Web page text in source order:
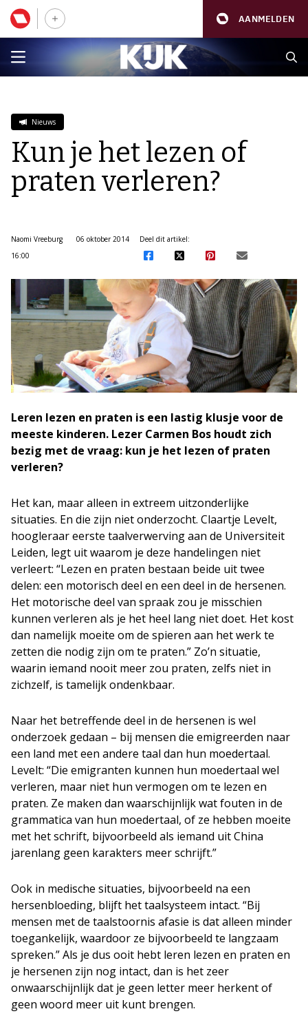
AANMELDEN
Nieuws
Kun je het lezen of
praten verleren?
Naomi Vreeburg
06 oktober 2014
16:00
Deel dit artikel:
Leren lezen en praten is een lastig klusje voor de
meeste kinderen. Lezer Carmen Bos houdt zich
bezig met de vraag: kun je het lezen of praten
verleren?
Het kan, maar alleen in extreem uitzonderlijke
situaties. En die zijn niet onderzocht. Claartje Levelt,
hoogleraar eerste taalverwerving aan de Universiteit
Leiden, legt uit waarom je deze handelingen niet
verleert: “Lezen en praten bestaan beide uit twee
delen: een motorisch deel en een deel in de hersenen.
Het motorische deel van spraak zou je misschien
kunnen verleren als je het heel lang niet doet. Het kost
dan namelijk moeite om de spieren aan het werk te
zetten die nodig zijn om te praten.” Zo’n situatie,
waarin iemand nooit meer zou praten, zelfs niet in
zichzelf, is tamelijk ondenkbaar.
Naar het betreffende deel in de hersenen is wel
onderzoek gedaan – bij mensen die emigreerden naar
een land met een andere taal dan hun moedertaal.
Levelt: “Die emigranten kunnen hun moedertaal wel
verleren, maar niet hun vermogen om te lezen en
praten. Ze maken dan waarschijnlijk wat fouten in de
grammatica van hun moedertaal, of ze hebben moeite
met het schrift, bijvoorbeeld als iemand uit China
jarenlang geen karakters meer schrijft.”
Ook in medische situaties, bijvoorbeeld na een
hersenbloeding, blijft het taalsysteem intact. “Bij
mensen met de taalstoornis afasie is dat alleen minder
toegankelijk, waardoor ze bijvoorbeeld te langzaam
spreken.” Als je dus ooit hebt leren lezen en praten en
je hersenen zijn nog intact, dan is het zeer
onwaarschijnlijk dat je geen letter meer herkent of
geen woord meer uit kunt brengen.